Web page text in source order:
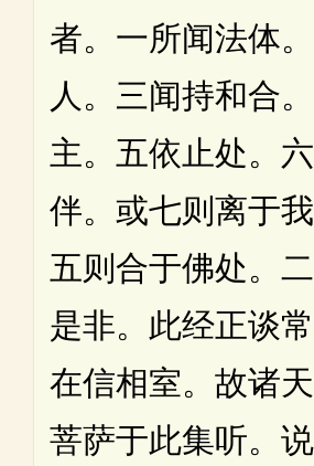
者。一所闻法体
人。三闻持和合
主。五依止处。
伴。或七则离于
五则合于佛处。
是非。此经正谈
在信相室。故诸
菩萨于此集听。